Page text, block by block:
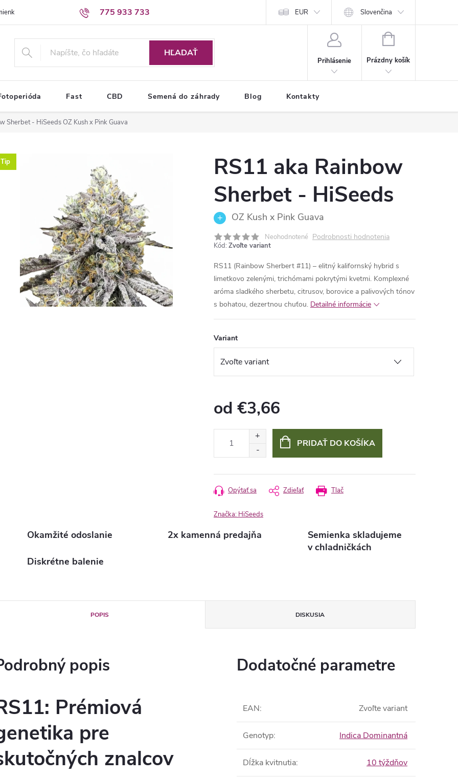
775 933 733
Podmienky ochrany osobných údajov EUR Slovenčina
HĽADAŤ
Prihlásenie
NÁKUPNÝ
Prázdny košík
Fast CBD Semená do záhrady Blog Kontakty
Sherbet - HiSeedsOZ Kush x Pink Guava
Tip
RS11 aka Rainbow
Sherbet - HiSeeds
OZ Kush x Pink Guava
Neohodnotené Podrobnosti hodnotenia
Kód: Zvoľte variant
RS11 (Rainbow Sherbert #11) – elitný kalifornský hybrid s
limetkovo zelenými, trichómami pokrytými kvetmi. Komplexné
aróma sladkého sherbetu, citrusov, borovice a palivových tónov
s bohatou, dezertnou chuťou. Detailné informácie
Variant
od €3,66
PRIDAŤ DO KOŠÍKA
Tlač
Opýtať sa Zdieľať
Značka: HiSeeds
Okamžité odoslanie 2x kamenná predajňa
Semienka skladujeme
v chladničkách
Diskrétne balenie
POPIS DISKUSIA
popis
Prémiová
pre
znalcov
Dodatočné parametre
EAN: Zvoľte variant
Genotyp: Indica Dominantná
Dĺžka kvitnutia: 10 týždňov